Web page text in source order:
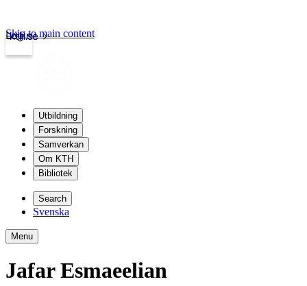
kth.se
Login
Skip to main content
Utbildning
Forskning
Samverkan
Om KTH
Bibliotek
Search
Svenska
Menu
Jafar Esmaeelian